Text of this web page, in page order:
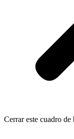
Cerrar este cuadro de